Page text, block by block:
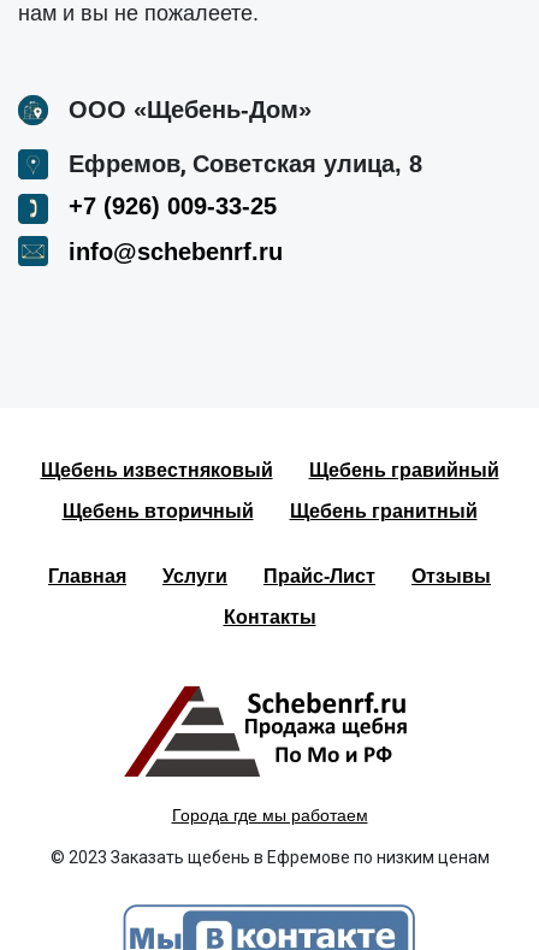
нам и вы не пожалеете.
ООО «Щебень-Дом»
Ефремов, Советская улица, 8
+7 (926) 009-33-25
info@schebenrf.ru
Щебень известняковый
Щебень гравийный
Щебень вторичный
Щебень гранитный
Главная Услуги Прайс-Лист
Отзывы
Контакты
Города где мы работаем
© 2023 Заказать щебень в Ефремове по низким ценам